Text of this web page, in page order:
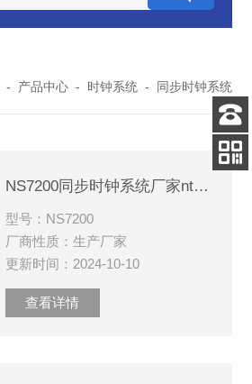
- 产品中心 - 时钟系统 - 同步时钟系统
NS7200同步时钟系统厂家ntp授时服务器
型号：NS7200
厂商性质：生产厂家
更新时间：2024-10-10
查看详情
客服
电话